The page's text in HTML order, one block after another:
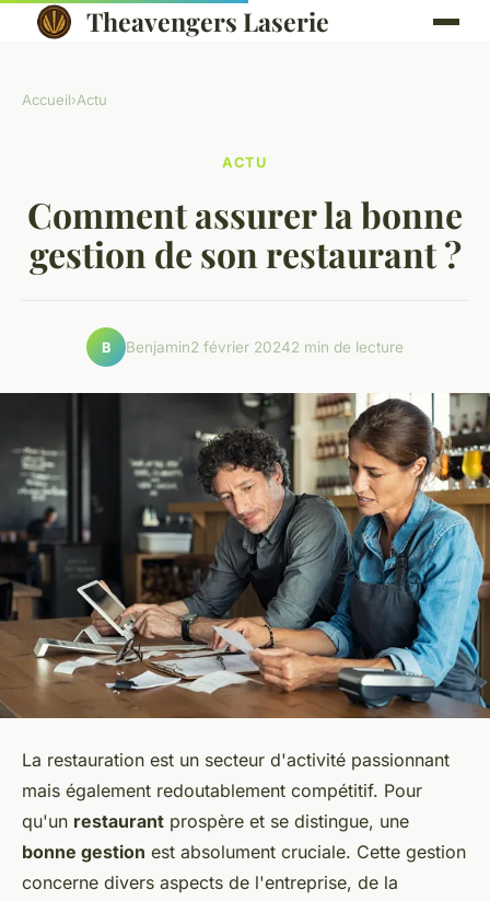
Theavengers Laserie
Accueil›Actu
ACTU
Comment assurer la bonne
gestion de son restaurant ?
B Benjamin2 février 20242 min de lecture
La restauration est un secteur d'activité passionnant
mais également redoutablement compétitif. Pour
qu'un restaurant prospère et se distingue, une
bonne gestion est absolument cruciale. Cette gestion
concerne divers aspects de l'entreprise, de la